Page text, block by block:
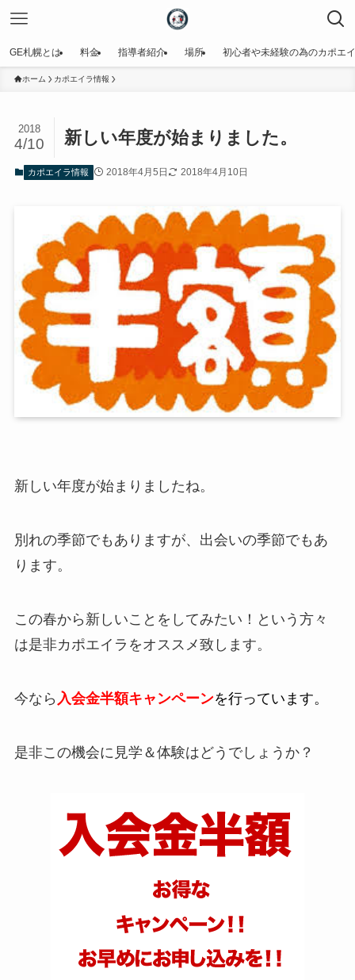
GE札幌とは 料金 指導者紹介 場所 初心者や未経験の為のカポエ
ホーム カポエイラ情報
新しい年度が始まりました。
2018
4/10
カポエイラ情報 2018年4月5日 2018年4月10日
新しい年度が始まりましたね。
別れの季節でもありますが、出会いの季節でもあ
ります。
この春から新しいことをしてみたい！という方々
は是非カポエイラをオススメ致します。
今なら 入会金半額キャンペーンを行っています。
是非この機会に見学＆体験はどうでしょうか？